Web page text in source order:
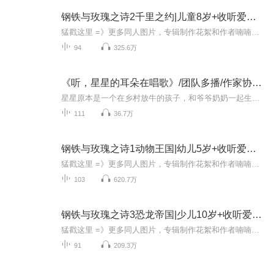
钢铁与玫瑰之诗2千里之约|儿童8岁+收听爱哆咪
94 325.6万
《听，星星的耳朵在唱歌》/团队多播/作家协会儿童文学精品打造工程
111 36.7万
钢铁与玫瑰之诗1动物王国|幼儿5岁+收听爱哆咪
103 620.7万
钢铁与玫瑰之诗3恐龙帝国|少儿10岁+收听爱哆咪
91 209.3万